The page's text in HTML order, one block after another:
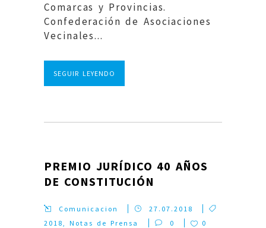
Comarcas y Provincias.
Confederación de Asociaciones
Vecinales...
SEGUIR LEYENDO
PREMIO JURÍDICO 40 AÑOS
DE CONSTITUCIÓN
Comunicacion
27.07.2018
2018,Notas de Prensa 0
0